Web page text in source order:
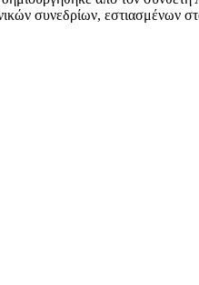
συνεδρίων, εστιασμένων